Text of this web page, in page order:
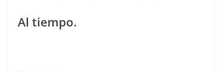
Al tiempo.